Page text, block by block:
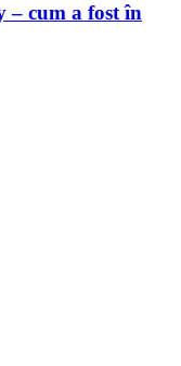
– cum a fost în